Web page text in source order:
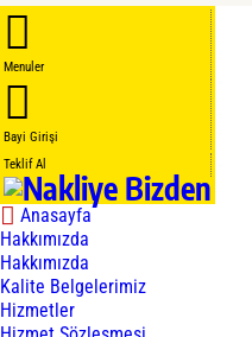
Menuler
Bayi Girişi
Teklif Al
Anasayfa
Hakkımızda
Hakkımızda
Kalite Belgelerimiz
Hizmetler